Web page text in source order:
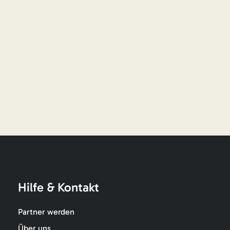
Hilfe & Kontakt
Partner werden